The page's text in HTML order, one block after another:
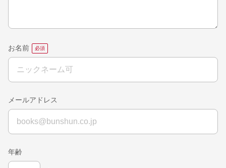
お名前
メールアドレス
年齢